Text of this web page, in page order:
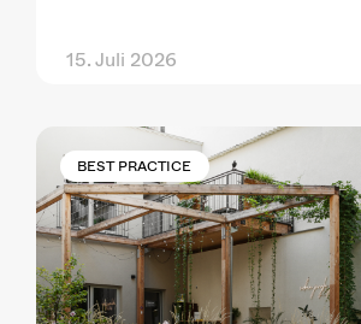
15. Juli 2026
BEST PRACTICE